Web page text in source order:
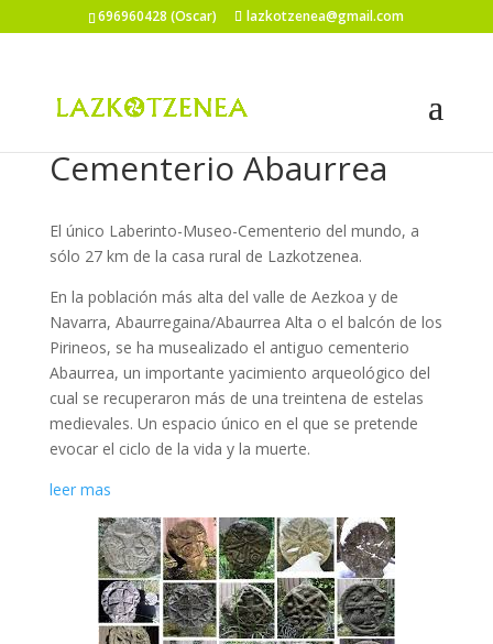
696960428 (Oscar) lazkotzenea@gmail.com
Cementerio Abaurrea
El único Laberinto-Museo-Cementerio del mundo, a
sólo 27 km de la casa rural de Lazkotzenea.
En la población más alta del valle de Aezkoa y de
Navarra, Abaurregaina/Abaurrea Alta o el balcón de los
Pirineos, se ha musealizado el antiguo cementerio
Abaurrea, un importante yacimiento arqueológico del
cual se recuperaron más de una treintena de estelas
medievales. Un espacio único en el que se pretende
evocar el ciclo de la vida y la muerte.
leer mas